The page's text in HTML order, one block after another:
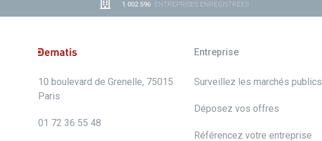
1 002 596 ENTREPRISES ENREGISTRÉES
10 boulevard de Grenelle, 75015
Paris
01 72 36 55 48
Entreprise
Surveillez les marchés publics
Déposez vos offres
Référencez votre entreprise